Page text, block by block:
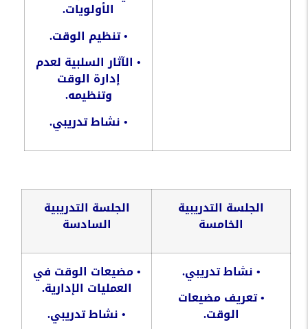
الأولويات.
•تنظيم الوقت.
• الآثار السلبية لعدم
إدارة الوقت
وتنظيمه.
•نشاطتدريبي.
الجلسة التدريبية
الخامسة
الجلسة التدريبية
السادسة
•نشاطتدريبي.
•تعريف مضيعات
الوقت.
•مضيعات الوقت في
العمليات الإدارية.
•نشاطتدريبي.